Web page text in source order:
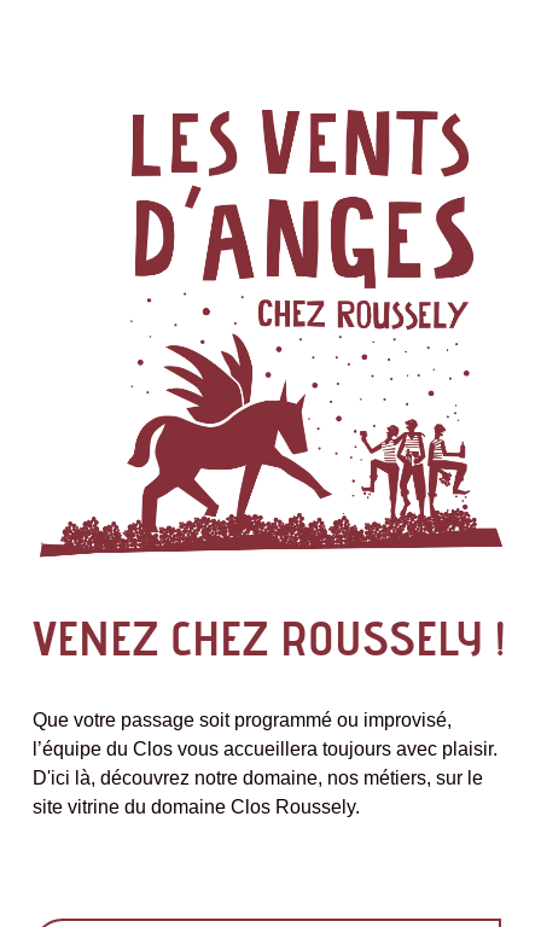
VENEZ CHEZ ROUSSELY !
Que votre passage soit programmé ou improvisé,
l’équipe du Clos vous accueillera toujours avec plaisir.
D'ici là, découvrez notre domaine, nos métiers, sur le
site vitrine du domaine Clos Roussely.